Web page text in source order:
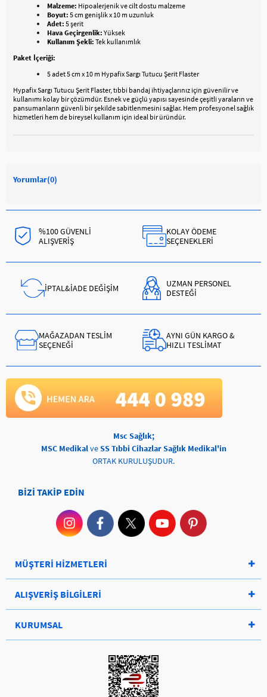
Malzeme: Hipoalerjenik ve cilt dostu malzeme
Boyut: 5 cm genişlik x 10 m uzunluk
Adet: 5 şerit
Hava Geçirgenlik: Yüksek
Kullanım Şekli: Tek kullanımlık
Paket İçeriği:
5 adet 5 cm x 10 m Hypafix Sargı Tutucu Şerit Flaster
Hypafix Sargı Tutucu Şerit Flaster, tıbbi bandaj ihtiyaçlarınız için güvenilir ve
kullanımı kolay bir çözümdür. Esnek ve güçlü yapısı sayesinde çeşitli yaraların ve
pansumanların güvenli bir şekilde sabitlenmesini sağlar. Hem profesyonel sağlık
hizmetleri hem de bireysel kullanım için ideal bir üründür.
Yorumlar(0)
%100 GÜVENLİ
ALIŞVERİŞ
KOLAY ÖDEME
SEÇENEKLERİ
İPTAL&İADE DEĞİŞİM
UZMAN PERSONEL
DESTEĞİ
MAĞAZADAN TESLİM
SEÇENEĞİ
AYNI GÜN KARGO &
HIZLI TESLİMAT
Msc Sağlık;
MSC MedikalveSS Tıbbi Cihazlar Sağlık Medikal'in
ORTAK KURULUŞUDUR.
BİZİ TAKİP EDİN
MÜŞTERİ HİZMETLERİ
ALIŞVERİŞ BİLGİLERİ
KURUMSAL